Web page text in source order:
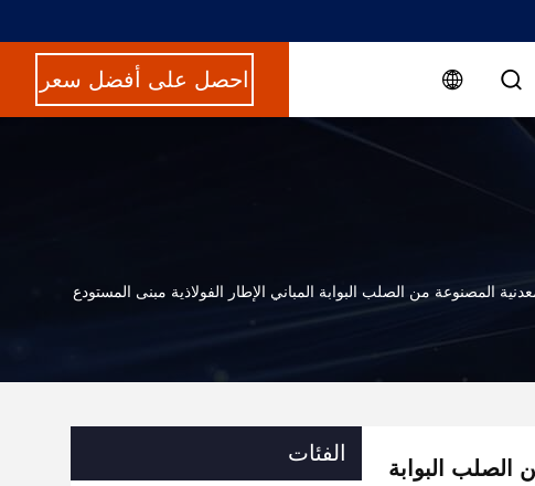
احصل على أفضل سعر
المصنوعة من الصلب البوابة المباني الإطار الفولاذية مبنى المستودع
الصلب البوابة
الفئات